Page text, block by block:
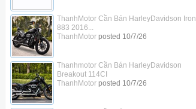
ThanhMotor Cần Bán HarleyDavidson Iron
883 2016...
ThanhMotorposted 10/7/26
Thanhmotor Cần Bán HarleyDavidson
Breakout 114CI
ThanhMotorposted 10/7/26